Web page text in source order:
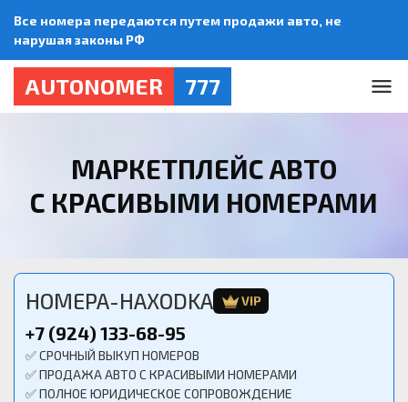
Все номера передаются путем продажи авто, не
нарушая законы РФ
AUTONOMER 777
МАРКЕТПЛЕЙС АВТО
С КРАСИВЫМИ НОМЕРАМИ
HOMEPA-HAXODKA VIP
+7 (924) 133-68-95
✅ СРОЧНЫЙ ВЫКУП НОМЕРОВ
✅ ПРОДАЖА АВТО С КРАСИВЫМИ НОМЕРАМИ
✅ ПОЛНОЕ ЮРИДИЧЕСКОЕ СОПРОВОЖДЕНИЕ